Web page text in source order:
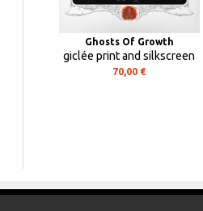
Ghosts Of Growth
giclée print and silkscreen
70,00 €